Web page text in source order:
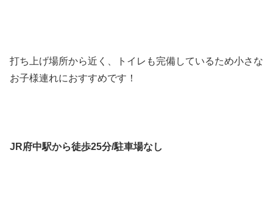
打ち上げ場所から近く、トイレも完備しているため小さな
お子様連れにおすすめです！
JR府中駅から徒歩25分/駐車場なし